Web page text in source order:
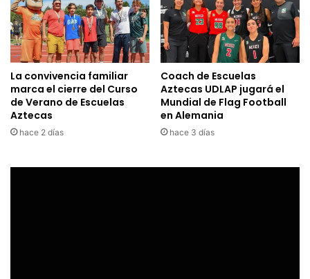
La convivencia familiar
marca el cierre del Curso
de Verano de Escuelas
Aztecas
hace 2 días
Coach de Escuelas
Aztecas UDLAP jugará el
Mundial de Flag Football
en Alemania
hace 3 días